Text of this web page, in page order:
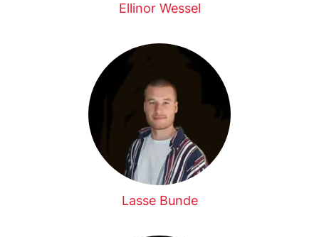
Ellinor Wessel
Lasse Bunde